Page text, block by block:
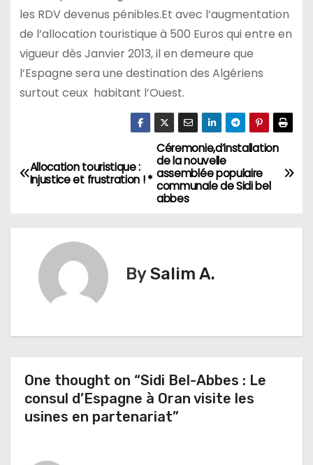
les RDV devenus pénibles.Et avec l’augmentation
de l’allocation touristique à 500 Euros qui entre en
vigueur dès Janvier 2013, il en demeure que
l’Espagne sera une destination des Algériens
surtout ceux habitant l’Ouest.
N
a
t
o
n
Céremonie,d’installation
de la nouvelle
assemblée populaire
communale de Sidi bel
abbes
Allocation touristique :
Injustice et frustration ! *
BySalim A.
One thought on “Sidi Bel-Abbes : Le
consul d’Espagne à Oran visite les
usines en partenariat”